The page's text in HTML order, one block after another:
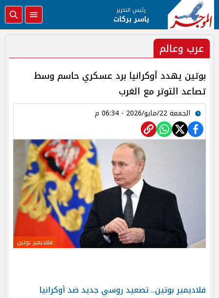
رئيس التحرير
ياسر بركات
عرب وعالم
بوتين يهدد أوكرانيا برد عسكري حاسم وسط
تصاعد التوتر مع الغرب
الجمعة 22/مايو/2026 - 06:34 م
فلاديمير بوتين
فلاديمير بوتين.. تصعيد روسي جديد ضد أوكرانيا